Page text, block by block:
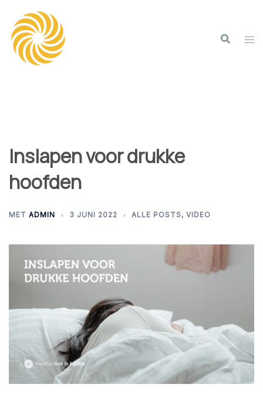
naar
inhoud
Inslapen voor drukke
hoofden
MET ADMIN 3 JUNI 2022 ALLE POSTS, VIDEO